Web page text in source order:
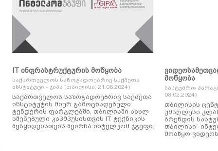
IT ინფრასტრუქტურის მოწყობა
საქართველოს საზოგადოებრივ საქმეთა
ინსტიტუტი - ჯიპა (თბილისი, 21.06.2024)
საქართველოს საზოგადოებრივ საქმეთა
ინსტიტუტის მიერ გამოცხადებული
ტენდერის ფარგლებში, თბილისში ახალ
აშენებული კაპმპუსისთვის IT ტექნიკის
შესყიდვისთვის შეირჩა ინტელკომ ჯგუფი.
მოწყობა
სასტუმრო
08.02.2024)
თბილისის
უმაღლესი
ბრენდის
თბილისი“
მოაწყო